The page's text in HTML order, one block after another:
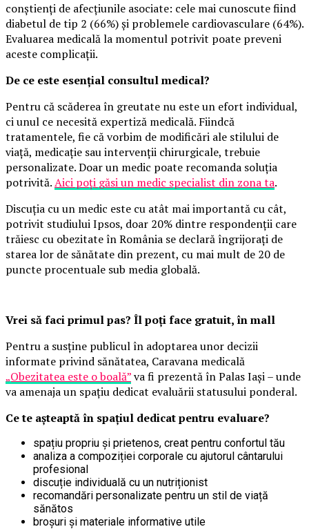
conștienți de afecțiunile asociate: cele mai cunoscute fiind
diabetul de tip 2 (66%) și problemele cardiovasculare (64%).
Evaluarea medicală la momentul potrivit poate preveni
aceste complicații.
De ce este esențial consultul medical?
Pentru că scăderea în greutate nu este un efort individual,
ci unul ce necesită expertiză medicală. Fiindcă
tratamentele, fie că vorbim de modificări ale stilului de
viață, medicație sau intervenții chirurgicale, trebuie
personalizate. Doar un medic poate recomanda soluția
potrivită.Aici poți găsi un medic specialist din zona ta.
Discuția cu un medic este cu atât mai importantă cu cât,
potrivit studiului Ipsos, doar 20% dintre respondenții care
trăiesc cu obezitate în România se declară îngrijorați de
starea lor de sănătate din prezent, cu mai mult de 20 de
puncte procentuale sub media globală.
Vrei să faci primul pas? Îl poți face gratuit, în mall
Pentru a susține publicul în adoptarea unor decizii
informate privind sănătatea, Caravana medicală
„Obezitatea este o boală”va fi prezentă în Palas Iași – unde
va amenaja un spațiu dedicat evaluării statusului ponderal.
Ce te așteaptă în spațiul dedicat pentru evaluare?
spațiu propriu și prietenos, creat pentru confortul tău
analiza a compoziției corporale cu ajutorul cântarului
profesional
discuție individuală cu un nutriționist
recomandări personalizate pentru un stil de viață
sănătos
broșuri și materiale informative utile